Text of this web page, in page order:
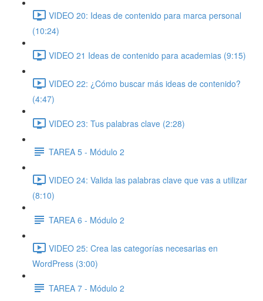
VIDEO 20: Ideas de contenido para marca personal
(10:24)
VIDEO 21 Ideas de contenido para academias (9:15)
VIDEO 22: ¿Cómo buscar más ideas de contenido?
(4:47)
VIDEO 23: Tus palabras clave (2:28)
TAREA 5 - Módulo 2
VIDEO 24: Valida las palabras clave que vas a utilizar
(8:10)
TAREA 6 - Módulo 2
VIDEO 25: Crea las categorías necesarias en
WordPress (3:00)
TAREA 7 - Módulo 2